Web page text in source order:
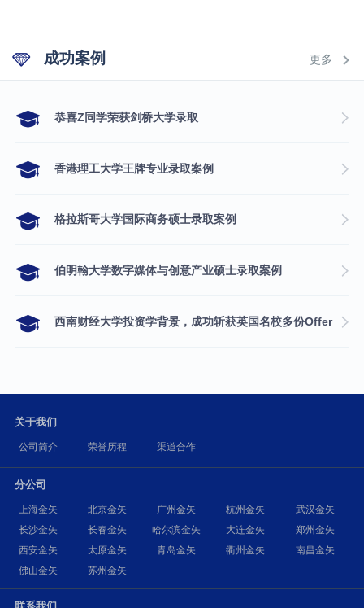
成功案例 更多
​恭喜Z同学荣获剑桥大学录取
香港理工大学王牌专业录取案例
格拉斯哥大学国际商务硕士录取案例
伯明翰大学数字媒体与创意产业硕士录取案例
西南财经大学投资学背景，成功斩获英国名校多份Offer
关于我们
公司简介 荣誉历程 渠道合作
分公司
上海金矢 北京金矢 广州金矢 杭州金矢
武汉金矢
长沙金矢
长春金矢 哈尔滨金矢 大连金矢
郑州金矢
西安金矢
太原金矢 青岛金矢 衢州金矢
南昌金矢
佛山金矢
苏州金矢